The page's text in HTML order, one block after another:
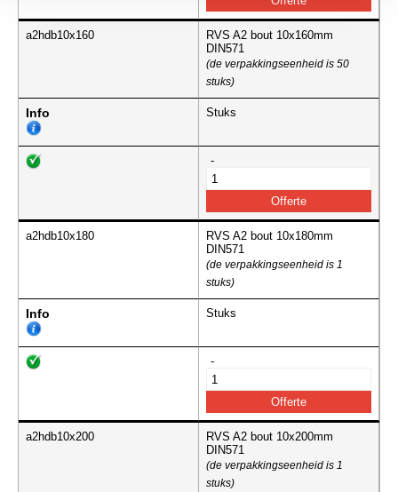
a2hdb10x160
RVS A2 bout 10x160mm
DIN571
(de verpakkingseenheid is 50
stuks)
Info Stuks
-
a2hdb10x180
RVS A2 bout 10x180mm
DIN571
(de verpakkingseenheid is 1
stuks)
Info Stuks
-
a2hdb10x200
RVS A2 bout 10x200mm
DIN571
(de verpakkingseenheid is 1
stuks)